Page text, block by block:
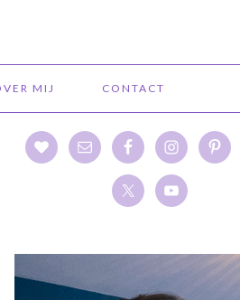
MIJ CONTACT